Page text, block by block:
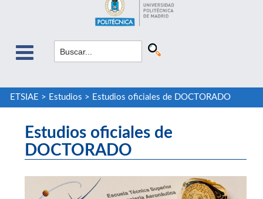
ETSIAE > Estudios > Estudios oficiales de DOCTORADO
Estudios oficiales de
DOCTORADO